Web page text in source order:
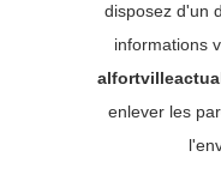
disposez d'un
informations
enlever les